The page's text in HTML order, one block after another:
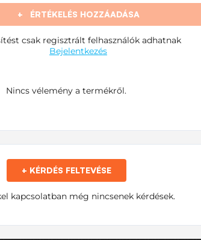
+ ÉRTÉKELÉS HOZZÁADÁSA
csak regisztrált felhasználók adhatnak
Bejelentkezés
Nincs vélemény a termékről.
+ KÉRDÉS FELTEVÉSE
kapcsolatban még nincsenek kérdések.